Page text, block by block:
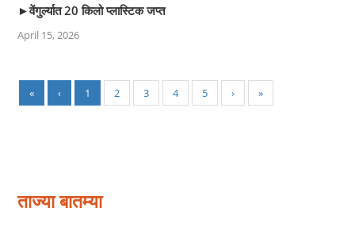
►वेंगुर्ल्यात 20 किलो प्लास्टिक जप्त
April 15, 2026
« ‹ 1 2 3 4 5 › »
ताज्या बातम्या